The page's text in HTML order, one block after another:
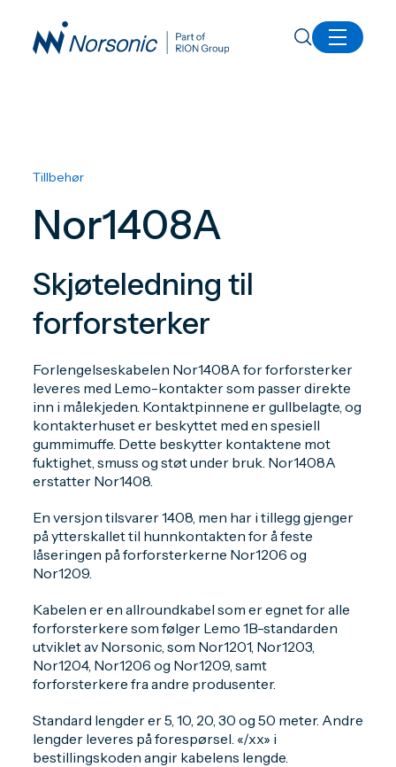
Tillbehør
Nor1408A
Skjøteledning til
forforsterker
Forlengelseskabelen Nor1408A for forforsterker
leveres med Lemo-kontakter som passer direkte
inn i målekjeden. Kontaktpinnene er gullbelagte, og
kontakterhuset er beskyttet med en spesiell
gummimuffe. Dette beskytter kontaktene mot
fuktighet, smuss og støt under bruk. Nor1408A
erstatter Nor1408.
En versjon tilsvarer 1408, men har i tillegg gjenger
på ytterskallet til hunnkontakten for å feste
låseringen på forforsterkerne Nor1206 og
Nor1209.
Kabelen er en allroundkabel som er egnet for alle
forforsterkere som følger Lemo 1B-standarden
utviklet av Norsonic, som Nor1201, Nor1203,
Nor1204, Nor1206 og Nor1209, samt
forforsterkere fra andre produsenter.
Standard lengder er 5, 10, 20, 30 og 50 meter. Andre
lengder leveres på forespørsel. «/xx» i
bestillingskoden angir kabelens lengde.